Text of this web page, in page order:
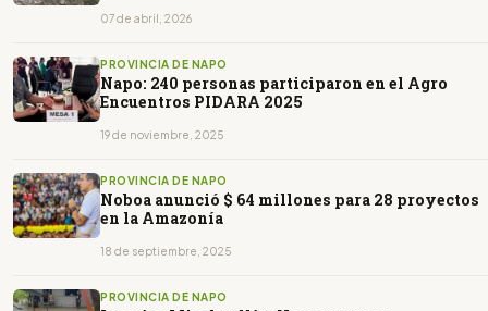
07 de abril, 2026
PROVINCIA DE NAPO
Napo: 240 personas participaron en el Agro
Encuentros PIDARA 2025
19 de noviembre, 2025
PROVINCIA DE NAPO
Noboa anunció $ 64 millones para 28 proyectos
en la Amazonía
18 de septiembre, 2025
PROVINCIA DE NAPO